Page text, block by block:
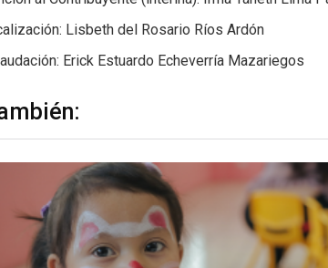
Lisbeth del Rosario Ríos Ardón
Erick Estuardo Echeverría Mazariegos